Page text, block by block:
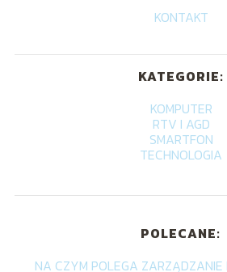
KONTAKT
KATEGORIE:
KOMPUTER
RTV I AGD
SMARTFON
TECHNOLOGIA
POLECANE:
NA CZYM POLEGA ZARZĄDZANIE